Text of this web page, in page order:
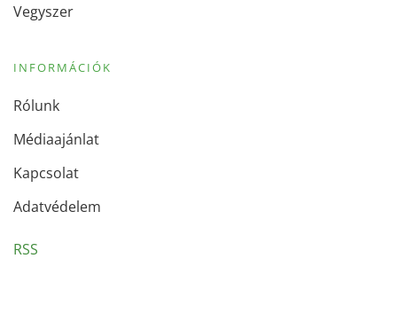
Vegyszer
INFORMÁCIÓK
Rólunk
Médiaajánlat
Kapcsolat
Adatvédelem
RSS